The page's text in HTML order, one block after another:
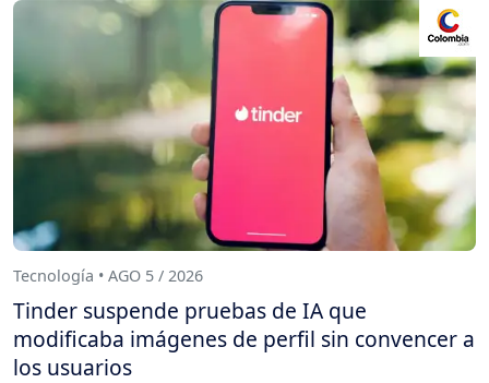
Tecnología • AGO 5 / 2026
Tinder suspende pruebas de IA que
modificaba imágenes de perfil sin convencer a
los usuarios